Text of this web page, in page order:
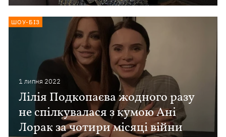
1 липня 2022
Лілія Подкопаєва жодного разу
не спілкувалася з кумою Ані
Лорак за чотири місяці війни
ШОУ-БІЗ